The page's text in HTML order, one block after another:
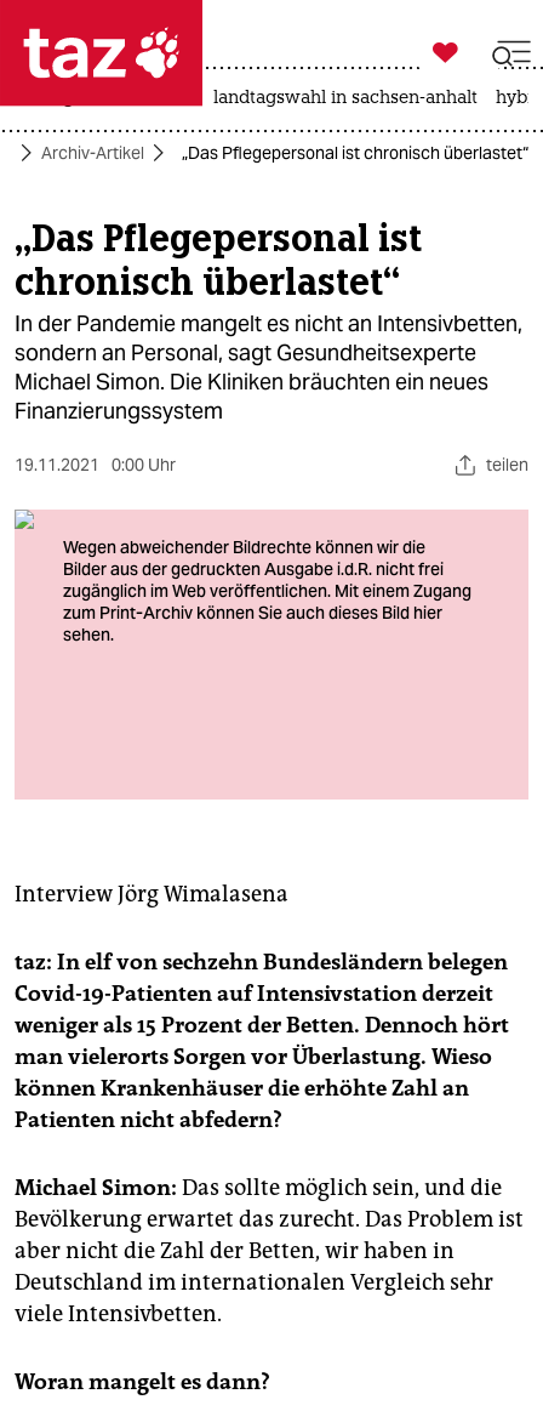
 taz zahl ich
taz zahl ich
themen
politik
öko
gesellschaft
berlin
nord
veranstaltungen
fragen & hilfe
unterstützen
abo
genossenschaft
epaper login

taz zahl ich
landtagswahl in sachsen-anhalt
Archiv-Artikel „Das Pflegepersonal ist chronisch überlastet“
„Das Pflegepersonal ist
chronisch überlastet“
In der Pandemie mangelt es nicht an Intensivbetten,
sondern an Personal, sagt Gesund­heits­experte
Michael Simon. Die Kliniken bräuchten ein neues
Finanzierungssystem
19.11.2021 0:00 Uhr teilen
InterviewJörg Wimalasena
taz: In elf von sechzehn Bundesländern belegen
Covid-19-Pa­tien­ten auf Intensivstation derzeit
weniger als 15 Prozent der Betten. Dennoch hört
man vielerorts Sorgen vor Überlastung. Wieso
können Krankenhäuser die erhöhte Zahl an
Patienten nicht abfedern?
Michael Simon: Das sollte möglich sein, und die
Bevölkerung erwartet das zurecht. Das Problem ist
aber nicht die Zahl der Betten, wir haben in
Deutschland im internationalen Vergleich sehr
viele Intensivbetten.
Woran mangelt es dann?